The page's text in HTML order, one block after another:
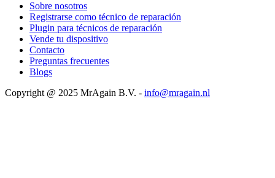
Sobre nosotros
Registrarse como técnico de reparación
Plugin para técnicos de reparación
Vende tu dispositivo
Contacto
Preguntas frecuentes
Blogs
Copyright @ 2025 MrAgain B.V. - info@mragain.nl